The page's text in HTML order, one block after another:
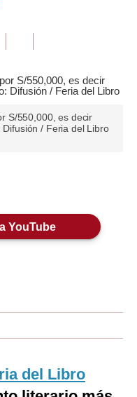
S/550,000, es decir
/ Feria del Libro
YouTube
del Libro